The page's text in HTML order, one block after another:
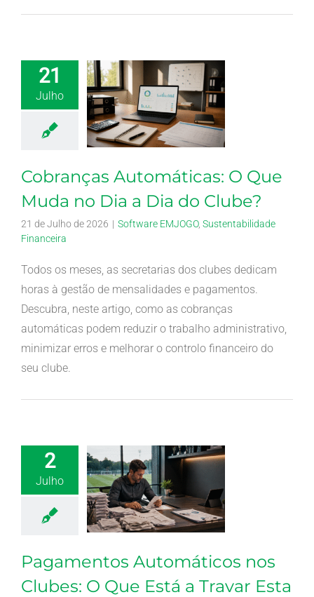
21
Julho
Cobranças Automáticas: O Que
Muda no Dia a Dia do Clube?
21 de Julho de 2026 | Software EMJOGO, Sustentabilidade
Financeira
Todos os meses, as secretarias dos clubes dedicam
horas à gestão de mensalidades e pagamentos.
Descubra, neste artigo, como as cobranças
automáticas podem reduzir o trabalho administrativo,
minimizar erros e melhorar o controlo financeiro do
seu clube.
2
Julho
Pagamentos Automáticos nos
Clubes: O Que Está a Travar Esta